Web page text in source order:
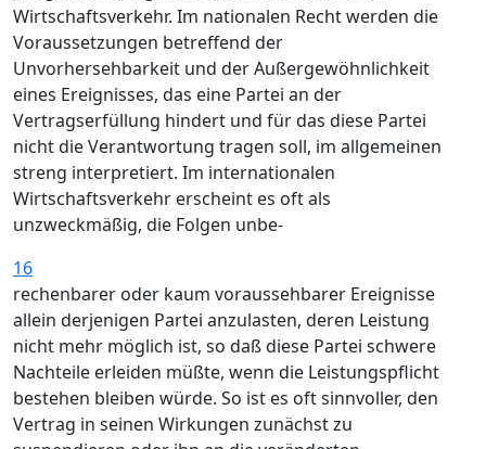
Wirtschaftsverkehr. Im nationalen Recht werden die
Voraussetzungen betreffend der
Unvorhersehbarkeit und der Außergewöhnlichkeit
eines Ereignisses, das eine Partei an der
Vertragserfüllung hindert und für das diese Partei
nicht die Verantwortung tragen soll, im allgemeinen
streng interpretiert. Im internationalen
Wirtschaftsverkehr erscheint es oft als
unzweckmäßig, die Folgen unbe-
16
rechenbarer oder kaum voraussehbarer Ereignisse
allein derjenigen Partei anzulasten, deren Leistung
nicht mehr möglich ist, so daß diese Partei schwere
Nachteile erleiden müßte, wenn die Leistungspflicht
bestehen bleiben würde. So ist es oft sinnvoller, den
Vertrag in seinen Wirkungen zunächst zu